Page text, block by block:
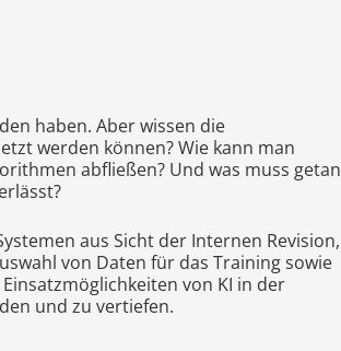
haben. Aber wissen die
werden können? Wie kann man
abfließen? Und was muss getan
aus Sicht der Internen Revision,
von Daten für das Training sowie
von KI in der
und zu vertiefen.